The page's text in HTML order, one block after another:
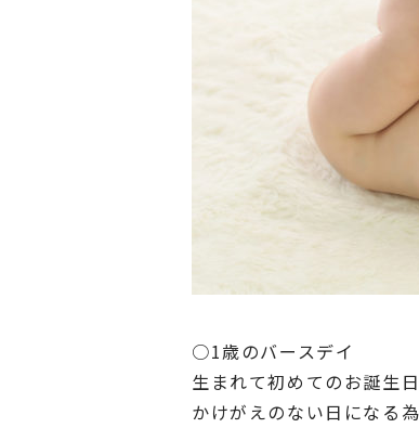
○1歳のバースデイ
生まれて初めてのお誕生
かけがえのない日になる